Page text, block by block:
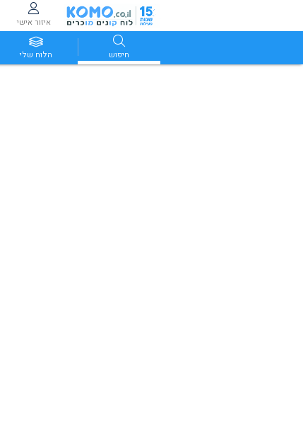
איזור אישי
חיפוש הלוח שלי